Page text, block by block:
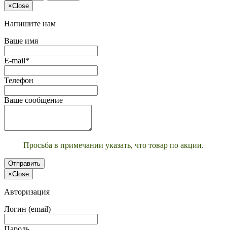
×Close
Напишите нам
Ваше имя
E-mail*
Телефон
Ваше сообщение
Просьба в примечании указать, что товар по акции.
Отправить
×Close
Авторизация
Логин (email)